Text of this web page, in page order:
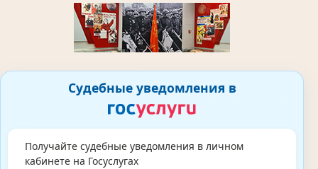
Судебные уведомления в
Получайте судебные уведомления в личном
кабинете на Госуслугах